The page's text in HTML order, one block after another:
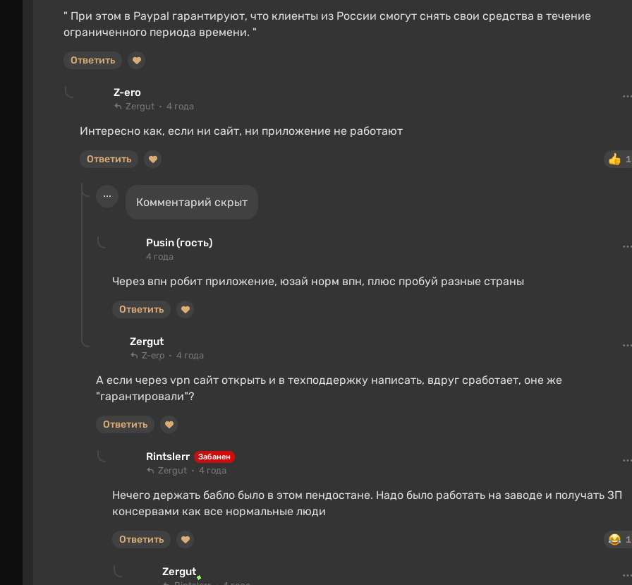
" При этом в Paypal гарантируют, что клиенты из России смогут снять свои средства в течение
ограниченного периода времени. "
Ответить
Z-ero
Zergut 4 года
Интересно как, если ни сайт, ни приложение не работают
1
Ответить
Комментарий скрыт
Pusin (гость)
4 года
Через впн робит приложение, юзай норм впн, плюс пробуй разные страны
Ответить
Zergut
Z-ero 4 года
А если через vpn сайт открыть и в техподдержку написать, вдруг сработает, оне же
"гарантировали"?
Ответить
Rintslerr Забанен
Zergut 4 года
Нечего держать бабло было в этом пендостане. Надо было работать на заводе и получать ЗП
консервами как все нормальные люди
1
Ответить
Zergut